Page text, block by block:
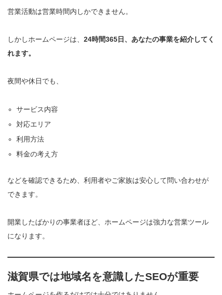
営業活動は営業時間内しかできません。
しかしホームページは、 24時間365日、あなたの事業を紹介してく
れます。
夜間や休日でも、
サービス内容
対応エリア
利用方法
料金の考え方
などを確認できるため、利用者やご家族は安心して問い合わせが
できます。
開業したばかりの事業者ほど、ホームページは強力な営業ツール
になります。
滋賀県では地域名を意識したSEOが重要